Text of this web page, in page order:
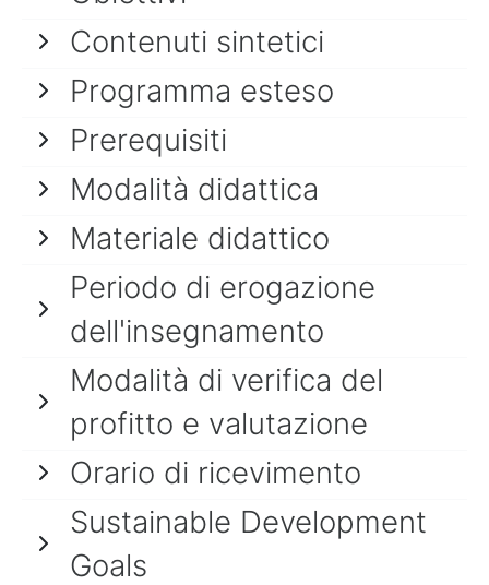
Contenuti sintetici
Programma esteso
Prerequisiti
Modalità didattica
Materiale didattico
Periodo di erogazione
dell'insegnamento
Modalità di verifica del
profitto e valutazione
Orario di ricevimento
Sustainable Development
Goals